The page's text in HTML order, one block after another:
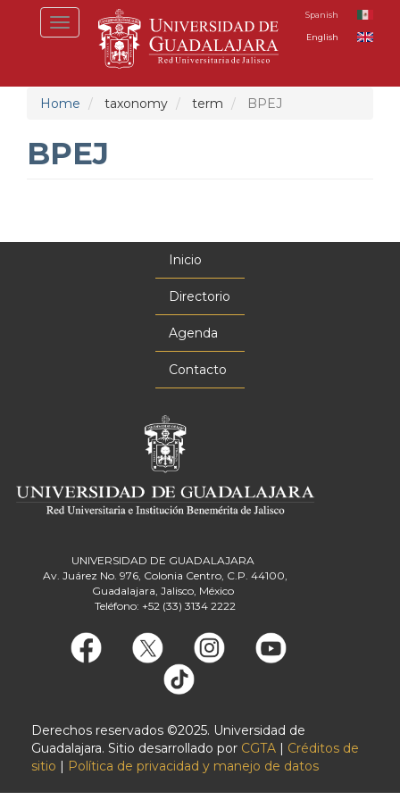
Toggle
navigation
Spanish
English
Home taxonomy term BPEJ
BPEJ
Inicio
Directorio
Agenda
Contacto
UNIVERSIDAD DE GUADALAJARA
Av. Juárez No. 976, Colonia Centro, C.P. 44100,
Guadalajara, Jalisco, México
Teléfono: +52 (33) 3134 2222
Derechos reservados ©2025. Universidad de
Guadalajara. Sitio desarrollado por CGTA | Créditos de
sitio | Política de privacidad y manejo de datos